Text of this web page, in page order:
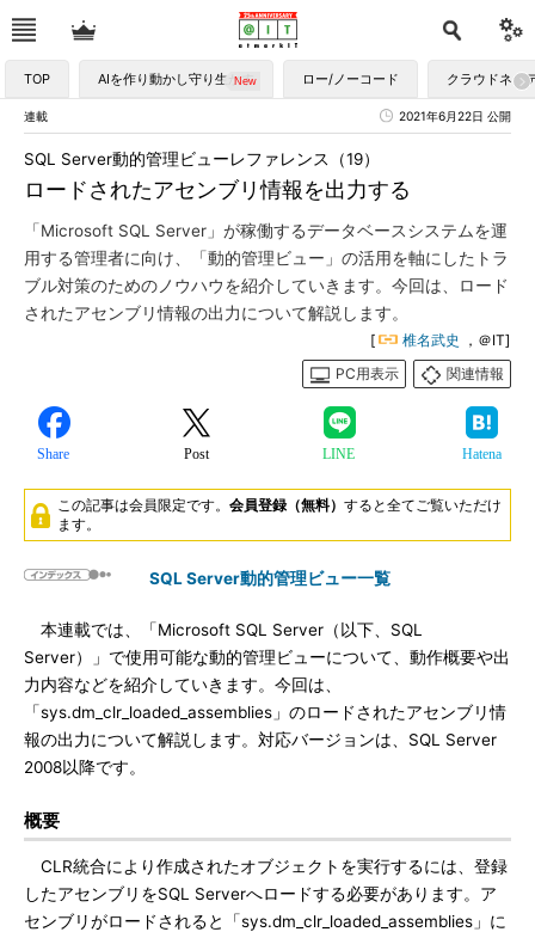
TOP AIを作り動かし守り生かす ロー/ノーコード クラウドネイ
連載 2021年6月22日 公開
ロードされたアセンブリ情報を出力する
SQL Server動的管理ビューレファレンス（19）
「Microsoft SQL Server」が稼働するデータベースシステムを運
用する管理者に向け、「動的管理ビュー」の活用を軸にしたトラ
ブル対策のためのノウハウを紹介していきます。今回は、ロード
されたアセンブリ情報の出力について解説します。
[ 椎名武史
，＠IT]
PC用表示
関連情報
Share Post LINE Hatena
この記事は会員限定です。 会員登録（無料） すると全てご覧いただけ
ます。
SQL Server動的管理ビュー一覧
本連載では、「Microsoft SQL Server（以下、SQL
Server）」で使用可能な動的管理ビューについて、動作概要や出
力内容などを紹介していきます。今回は、
「sys.dm_clr_loaded_assemblies」のロードされたアセンブリ情
報の出力について解説します。対応バージョンは、SQL Server
2008以降です。
概要
CLR統合により作成されたオブジェクトを実行するには、登録
したアセンブリをSQL Serverへロードする必要があります。ア
センブリがロードされると「sys.dm_clr_loaded_assemblies」に